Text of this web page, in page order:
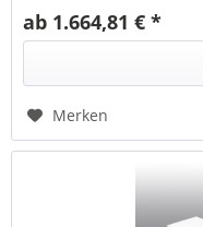
ab 1.664,81 € *
Merken